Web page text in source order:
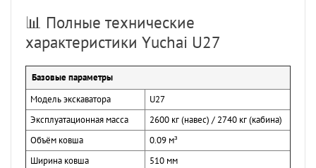
📊 Полные технические
характеристики Yuchai U27
Базовые параметры
Модель экскаватора
U27
Эксплуатационная масса
2600 кг (навес) / 2740 кг (кабина)
Объём ковша
0.09 м³
Ширина ковша
510 мм